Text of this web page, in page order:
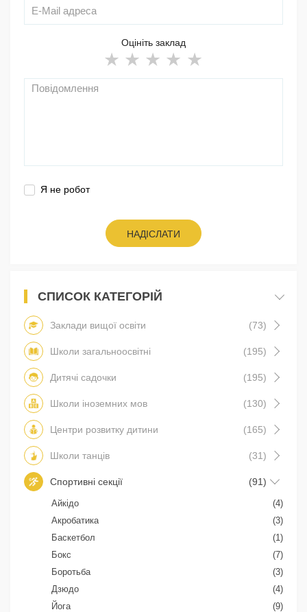
Оцініть заклад
Я не робот
НАДІСЛАТИ
СПИСОК КАТЕГОРІЙ
Заклади вищої освіти (73)
Школи загальноосвітні (195)
Дитячі садочки (195)
Школи іноземних мов (130)
Центри розвитку дитини (165)
Школи танців (31)
Спортивні секції (91)
Айкідо
(4)
Акробатика
(3)
Баскетбол
(1)
Бокс
(7)
Боротьба
(3)
Дзюдо
(4)
Йога
(9)